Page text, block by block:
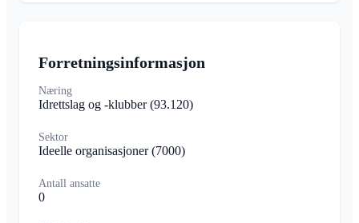
Forretningsinformasjon
Næring
Idrettslag og -klubber(93.120)
Sektor
Ideelle organisasjoner(7000)
Antall ansatte
0